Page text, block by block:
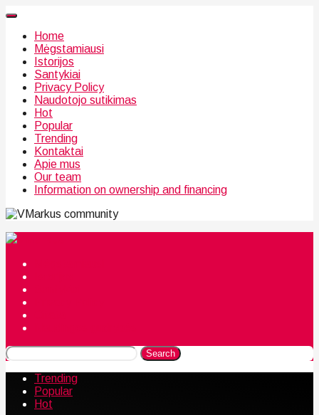
Home
Mėgstamiausi
Istorijos
Santykiai
Privacy Policy
Naudotojo sutikimas
Hot
Popular
Trending
Kontaktai
Apie mus
Our team
Information on ownership and financing
community
Search
Trending
Popular
Hot